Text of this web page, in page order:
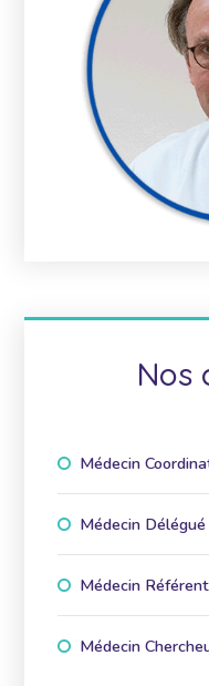
Nos
Médecin
Médecin Délégué
Médecin Référent
Médecin